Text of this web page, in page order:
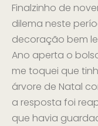
Finalzinho de
dilema neste
decoração bem
Ano aperta o
me toquei que
árvore de Natal
a resposta foi
que havia